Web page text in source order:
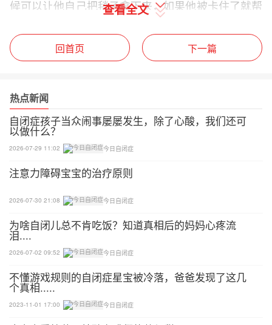
候可以让他自己把毯子拿下来，如果他被卡住了就帮
他。玩了几天游戏之后，让孩子在你给他毯子开始游
戏的时候试着遮住自己的头。
把毯子捡起来，说明他学会自己拿毯子开始游戏了。
孩子是要重复学习的，特别是注意力难以集中的幼
儿。需要多次玩这个游戏，每天重复几轮，以便孩子
“学习”游戏。孩子可能不会马上会说拟声词，但是他
参与了游戏的其他部分，我们知道他理解了这套程
序。这时不管有没有说出这个词，需要继续在游戏中
多次尝试引出这个单词，以帮助他学会模仿你。
玩这个游戏好几天后，家长说拟声词之前可以先暂停
一下，微笑并期待地看着你的孩子，暗示该轮到他说
拟声词了。因为已经玩了很多次这个游戏，而且孩子
知道接下来会发生什么，你的孩子可能会自己说出
查看全文
回首页 下一篇
热点新闻
自闭症孩子当众闹事屡屡发生，除了心酸，我们还可
以做什么？
2026-07-29 11:02 今日自闭症
注意力障碍宝宝的治疗原则
2026-07-30 21:08 今日自闭症
为啥自闭儿总不肯吃饭？知道真相后的妈妈心疼流
泪....
2026-07-02 09:52 今日自闭症
不懂游戏规则的自闭症星宝被冷落，爸爸发现了这几
个真相.....
2023-11-01 17:00 今日自闭症